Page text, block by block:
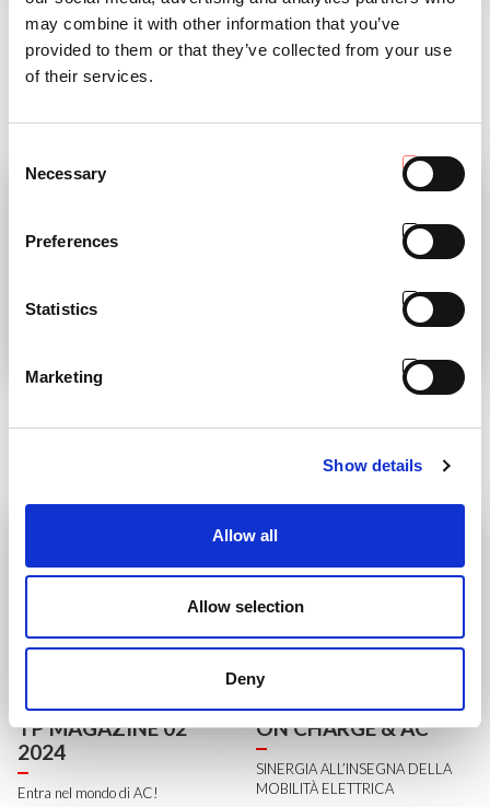
may combine it with other information that you’ve
provided to them or that they’ve collected from your use
of their services.
Selection
Necessary
Preferences
Statistics
Marketing
Show details
Allow all
Allow selection
Deny
per il progetto LIFE
ATENA
Il progetto LIFE ATENA compie un
GAMMA DI
SUPERCOMPATTI
LEGGI
MYPLANT & GARDEN
Siamo Presenti!
DISCOVER THE
TP MAGAZINE 02
2024
Entra nel mondo di AC!
ON CHARGE & AC
SINERGIA ALL’INSEGNA DELLA
MOBILITÀ ELETTRICA